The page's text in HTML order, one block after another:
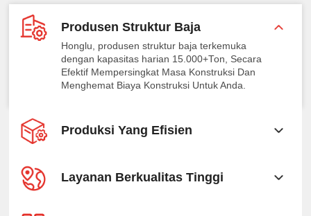
Produsen Struktur Baja
Honglu, produsen struktur baja terkemuka
dengan kapasitas harian 15.000+Ton, Secara
Efektif Mempersingkat Masa Konstruksi Dan
Menghemat Biaya Konstruksi Untuk Anda.
Produksi Yang Efisien
Layanan Berkualitas Tinggi